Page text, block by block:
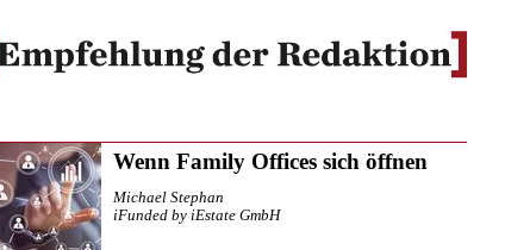
Wenn Family Offices sich öffnen
Michael Stephan
iFunded by iEstate GmbH